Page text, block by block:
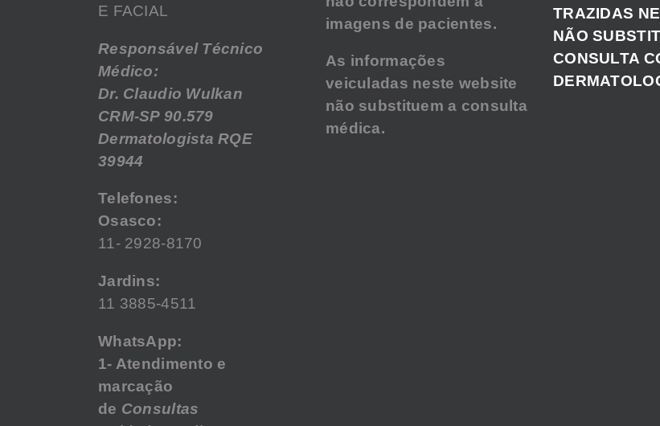
E FACIAL
Responsável Técnico
Médico:
Dr. Claudio Wulkan
CRM-SP 90.579
Dermatologista RQE
39944
Telefones:
Osasco:
11- 2928-8170
Jardins:
11 3885-4511
WhatsApp:
1- Atendimento e
marcação
de Consultas
imagens de pacientes.
As informações
veiculadas neste website
não substituem a consulta
médica.
TRAZIDAS
NÃO
CONSULTA